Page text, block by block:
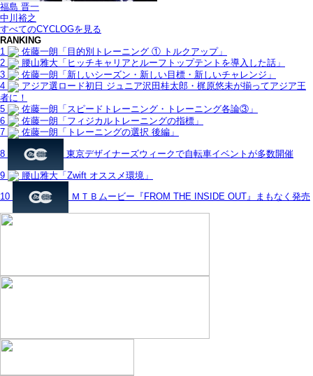
福島 晋一
中川裕之
すべてのCYCLOGを見る
RANKING
1
佐藤一朗「目的別トレーニング ① トルクアップ」
2
腰山雅大「ヒッチキャリアとルーフトップテントを導入した話」
3
佐藤一朗「新しいシーズン・新しい目標・新しいチャレンジ」
4
アジア選ロード初日 ジュニア沢田桂太郎・梶原悠未が揃ってアジア王
者に！
5
佐藤一朗「スピードトレーニング・トレーニング各論③」
6
佐藤一朗「フィジカルトレーニングの指標」
7
佐藤一朗「トレーニングの選択 後編」
8 東京デザイナーズウィークで自転車イベントが多数開催
9 腰山雅大「Zwift オススメ環境」
10 ＭＴＢムービー『FROM THE INSIDE OUT』まもなく発売